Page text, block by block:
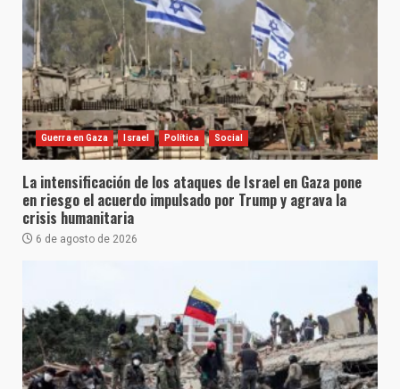
Guerra en Gaza Israel Política Social
La intensificación de los ataques de Israel en Gaza pone
en riesgo el acuerdo impulsado por Trump y agrava la
crisis humanitaria
6 de agosto de 2026